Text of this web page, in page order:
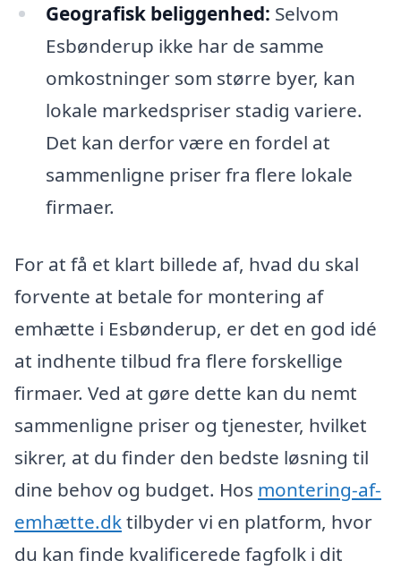
Geografisk beliggenhed: Selvom
Esbønderup ikke har de samme
omkostninger som større byer, kan
lokale markedspriser stadig variere.
Det kan derfor være en fordel at
sammenligne priser fra flere lokale
firmaer.
For at få et klart billede af, hvad du skal
forvente at betale for montering af
emhætte i Esbønderup, er det en god idé
at indhente tilbud fra flere forskellige
firmaer. Ved at gøre dette kan du nemt
sammenligne priser og tjenester, hvilket
sikrer, at du finder den bedste løsning til
dine behov og budget. Hos montering-af-
emhætte.dktilbyder vi en platform, hvor
du kan finde kvalificerede fagfolk i dit